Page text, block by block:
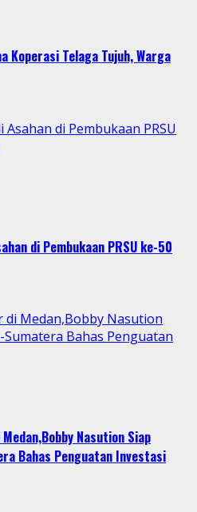
Koperasi Telaga Tujuh, Warga
di Pembukaan PRSU
di Pembukaan PRSU ke-50
di Medan,Bobby Nasution
Bahas Penguatan
Nasution Siap
Bahas Penguatan Investasi